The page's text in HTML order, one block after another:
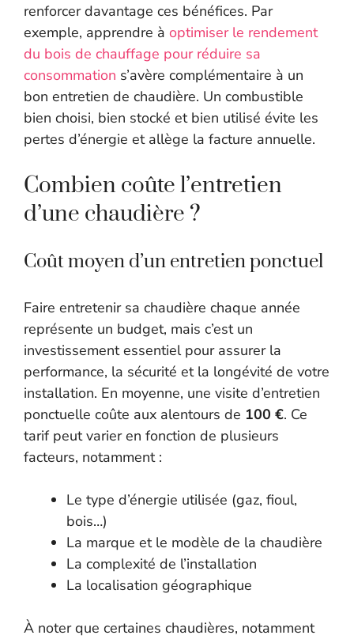
renforcer davantage ces bénéfices. Par
exemple, apprendre à optimiser le rendement
du bois de chauffage pour réduire sa
consommation s’avère complémentaire à un
bon entretien de chaudière. Un combustible
bien choisi, bien stocké et bien utilisé évite les
pertes d’énergie et allège la facture annuelle.
Combien coûte l’entretien
d’une chaudière ?
Coût moyen d’un entretien ponctuel
Faire entretenir sa chaudière chaque année
représente un budget, mais c’est un
investissement essentiel pour assurer la
performance, la sécurité et la longévité de votre
installation. En moyenne, une visite d’entretien
ponctuelle coûte aux alentours de 100 €. Ce
tarif peut varier en fonction de plusieurs
facteurs, notamment :
Le type d’énergie utilisée (gaz, fioul,
bois…)
La marque et le modèle de la chaudière
La complexité de l’installation
La localisation géographique
À noter que certaines chaudières, notamment